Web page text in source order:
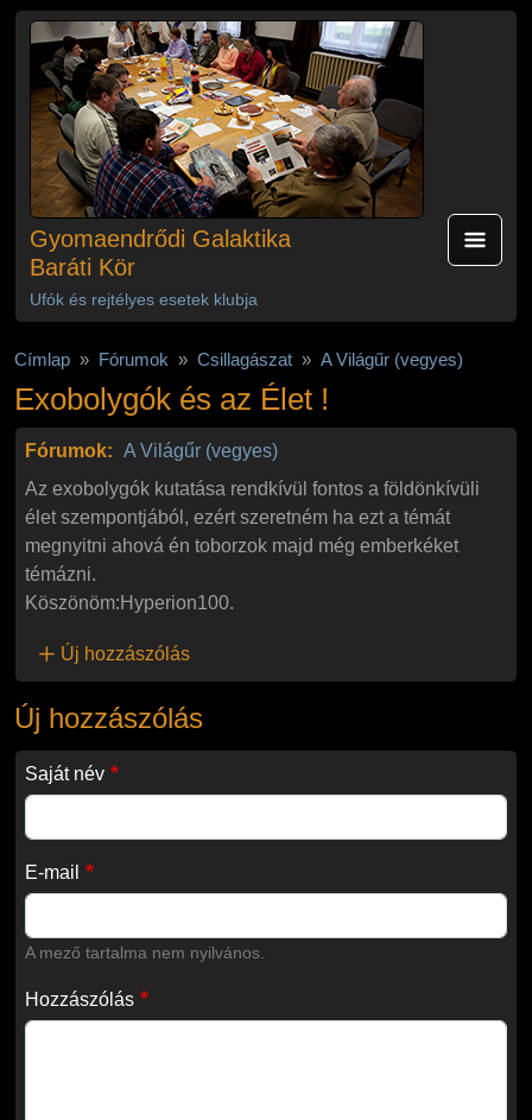
Ugrás a tartalomra
Gyomaendrődi Galaktika
Baráti Kör
Ufók és rejtélyes esetek klubja
Címlap Fórumok Csillagászat A Világűr (vegyes)
Exobolygók és az Élet !
Fórumok: A Világűr (vegyes)
Az exobolygók kutatása rendkívül fontos a földönkívüli
élet szempontjából, ezért szeretném ha ezt a témát
megnyitni ahová én toborzok majd még emberkéket
témázni.
Köszönöm:Hyperion100.
Új hozzászólás
Új hozzászólás
Saját név
E-mail
A mező tartalma nem nyilvános.
Hozzászólás